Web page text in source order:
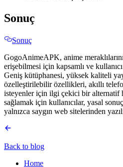
Sonuç
Sonuç
GogoAnimeAPK, anime
erişebilmesi için kapsamlı ve
Geniş kütüphanesi, yüksek kaliteli
özelleştirilebilir özellikleri, akıllı
isteyenler için ilgi çekici bir alternatif
sağlamak için kullanıcılar, yasal
yalnızca saygın web sitelerinden
Back to blog
Home